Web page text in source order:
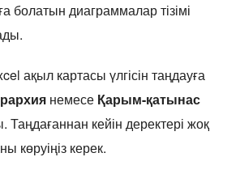
болатын диаграммалар тізімі
ақыл картасы үлгісін таңдауға
немесе Қарым-қатынас
кейін деректері жоқ
көруіңіз керек.